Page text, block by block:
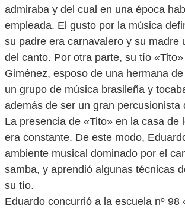
admiraba y del cual en una época
empleada. El gusto por la música
su padre era carnavalero y su madre
del canto. Por otra parte, su tío
Giménez, esposo de una hermana
un grupo de música brasileña y
además de ser un gran percusionista
La presencia de «Tito» en la casa de
era constante. De este modo,
ambiente musical dominado por el
samba, y aprendió algunas técnicas
su tío.
Eduardo concurrió a la escuela nº 98